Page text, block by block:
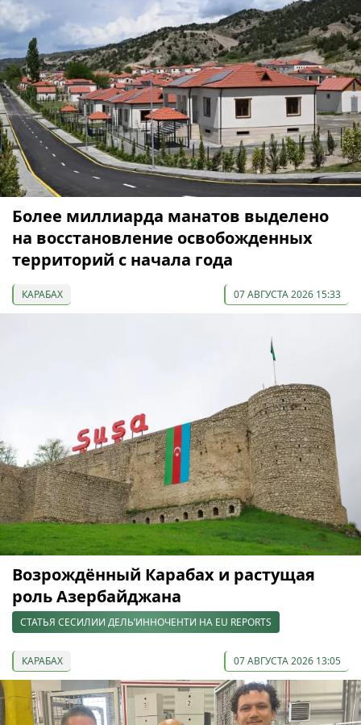
Более миллиарда манатов выделено
на восстановление освобожденных
территорий с начала года
КАРАБАХ 07 АВГУСТА 2026 15:33
Возрождённый Карабах и растущая
роль Азербайджана
СТАТЬЯ СЕСИЛИИ ДЕЛЬ’ИННОЧЕНТИ НА EU REPORTS
КАРАБАХ 07 АВГУСТА 2026 13:05